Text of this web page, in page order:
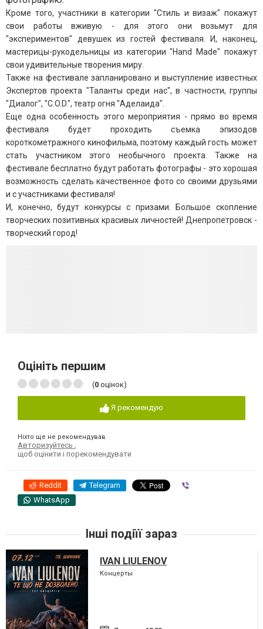
Кроме того, участники в категории "Стиль и визаж" покажут
свои работы вживую - для этого они возьмут для
"экспериментов" девушек из гостей фестиваля. И, наконец,
мастерицы-рукодельницы из категории "Hand Made" покажут
свои удивительные творения миру.
Также на фестивале запланировано и выступление известных
Экспертов проекта "Таланты среди нас", в частности, группы
"Диалог", "C.O.D.", театр огня "Аделаида".
Еще одна особенность этого мероприятия - прямо во время
фестиваля будет проходить съемка эпизодов
короткометражного кинофильма, поэтому каждый гость может
стать участником этого необычного проекта. Также на
фестивале бесплатно будут работать фотографы - это хорошая
возможность сделать качественное фото со своими друзьями
и с участниками фестиваля!
И, конечно, будут конкурсы с призами. Большое скопление
творческих позитивных красивых личностей! Днепропетровск -
творческий город!
Оцініть першим
(0 оцінок)
Я рекомендую
Ніхто ще не рекомендував
Авторизуйтесь
щоб оцінити і порекомендувати
Reddit Telegram
WhatsApp
Інші подіїї зараз
IVAN LIULENOV
Концерты